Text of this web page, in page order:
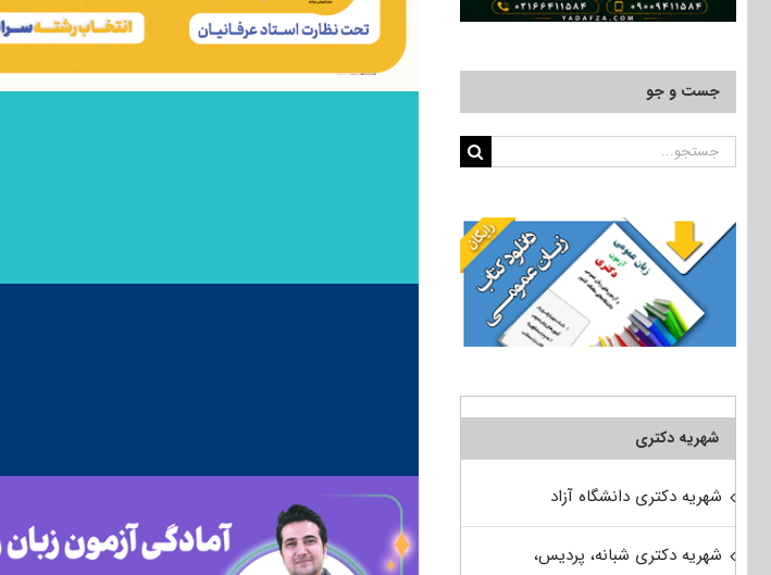
جست و جو
جستجو
شهریه دکتری
شهریه دکتری دانشگاه آزاد
شهریه دکتری شبانه، پردیس،